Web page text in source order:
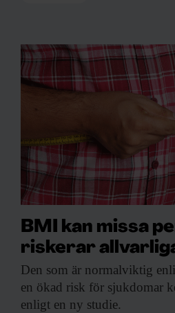
BMI kan missa
riskerar
Den som är normalviktig
en ökad risk för sjukdomar
enligt en ny studie.